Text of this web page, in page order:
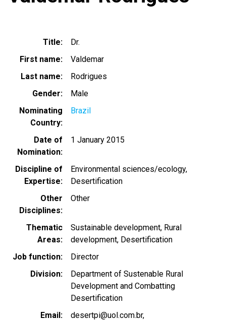
Title
Dr.
First name
Valdemar
Last name
Rodrigues
Gender
Male
Nominating
Country
Brazil
Date of
Nomination
1 January 2015
Discipline of
Expertise
Environmental sciences/ecology
Desertification
Other
Disciplines
Other
Thematic
Areas
Sustainable development Rural
development Desertification
Job function
Director
Division
Department of Sustenable Rural
Development and Combatting
Desertification
Email
desertpi@uol.com.br